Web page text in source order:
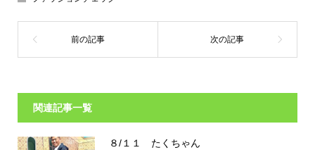
関連記事一覧
８/１１ たくちゃん